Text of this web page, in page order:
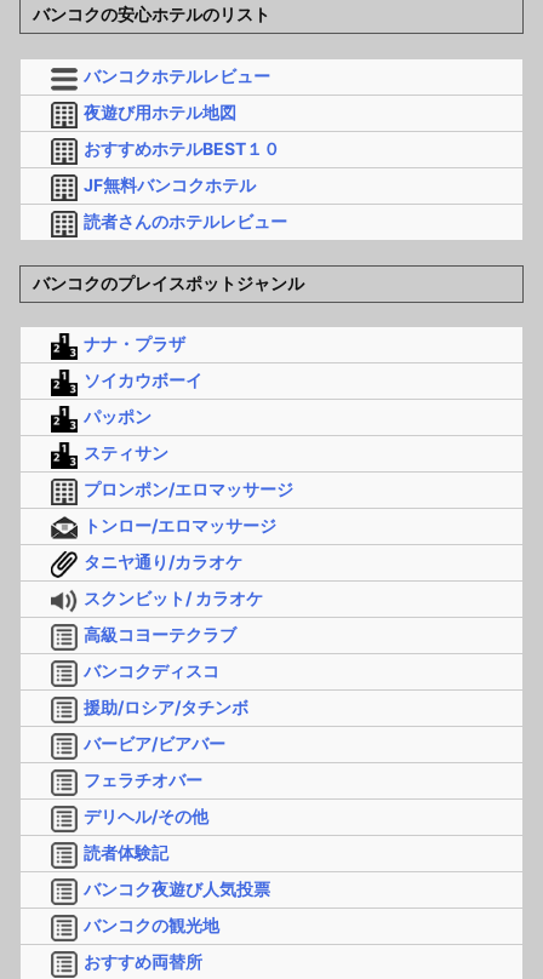
バンコクの安心ホテルのリスト
バンコクホテルレビュー
夜遊び用ホテル地図
おすすめホテルBEST１０
JF無料バンコクホテル
読者さんのホテルレビュー
バンコクのプレイスポットジャンル
ナナ・プラザ
ソイカウボーイ
パッポン
スティサン
プロンポン/エロマッサージ
トンロー/エロマッサージ
タニヤ通り/カラオケ
スクンビット/ カラオケ
高級コヨーテクラブ
バンコクディスコ
援助/ロシア/タチンボ
バービア/ビアバー
フェラチオバー
デリヘル/その他
読者体験記
バンコク夜遊び人気投票
バンコクの観光地
おすすめ両替所